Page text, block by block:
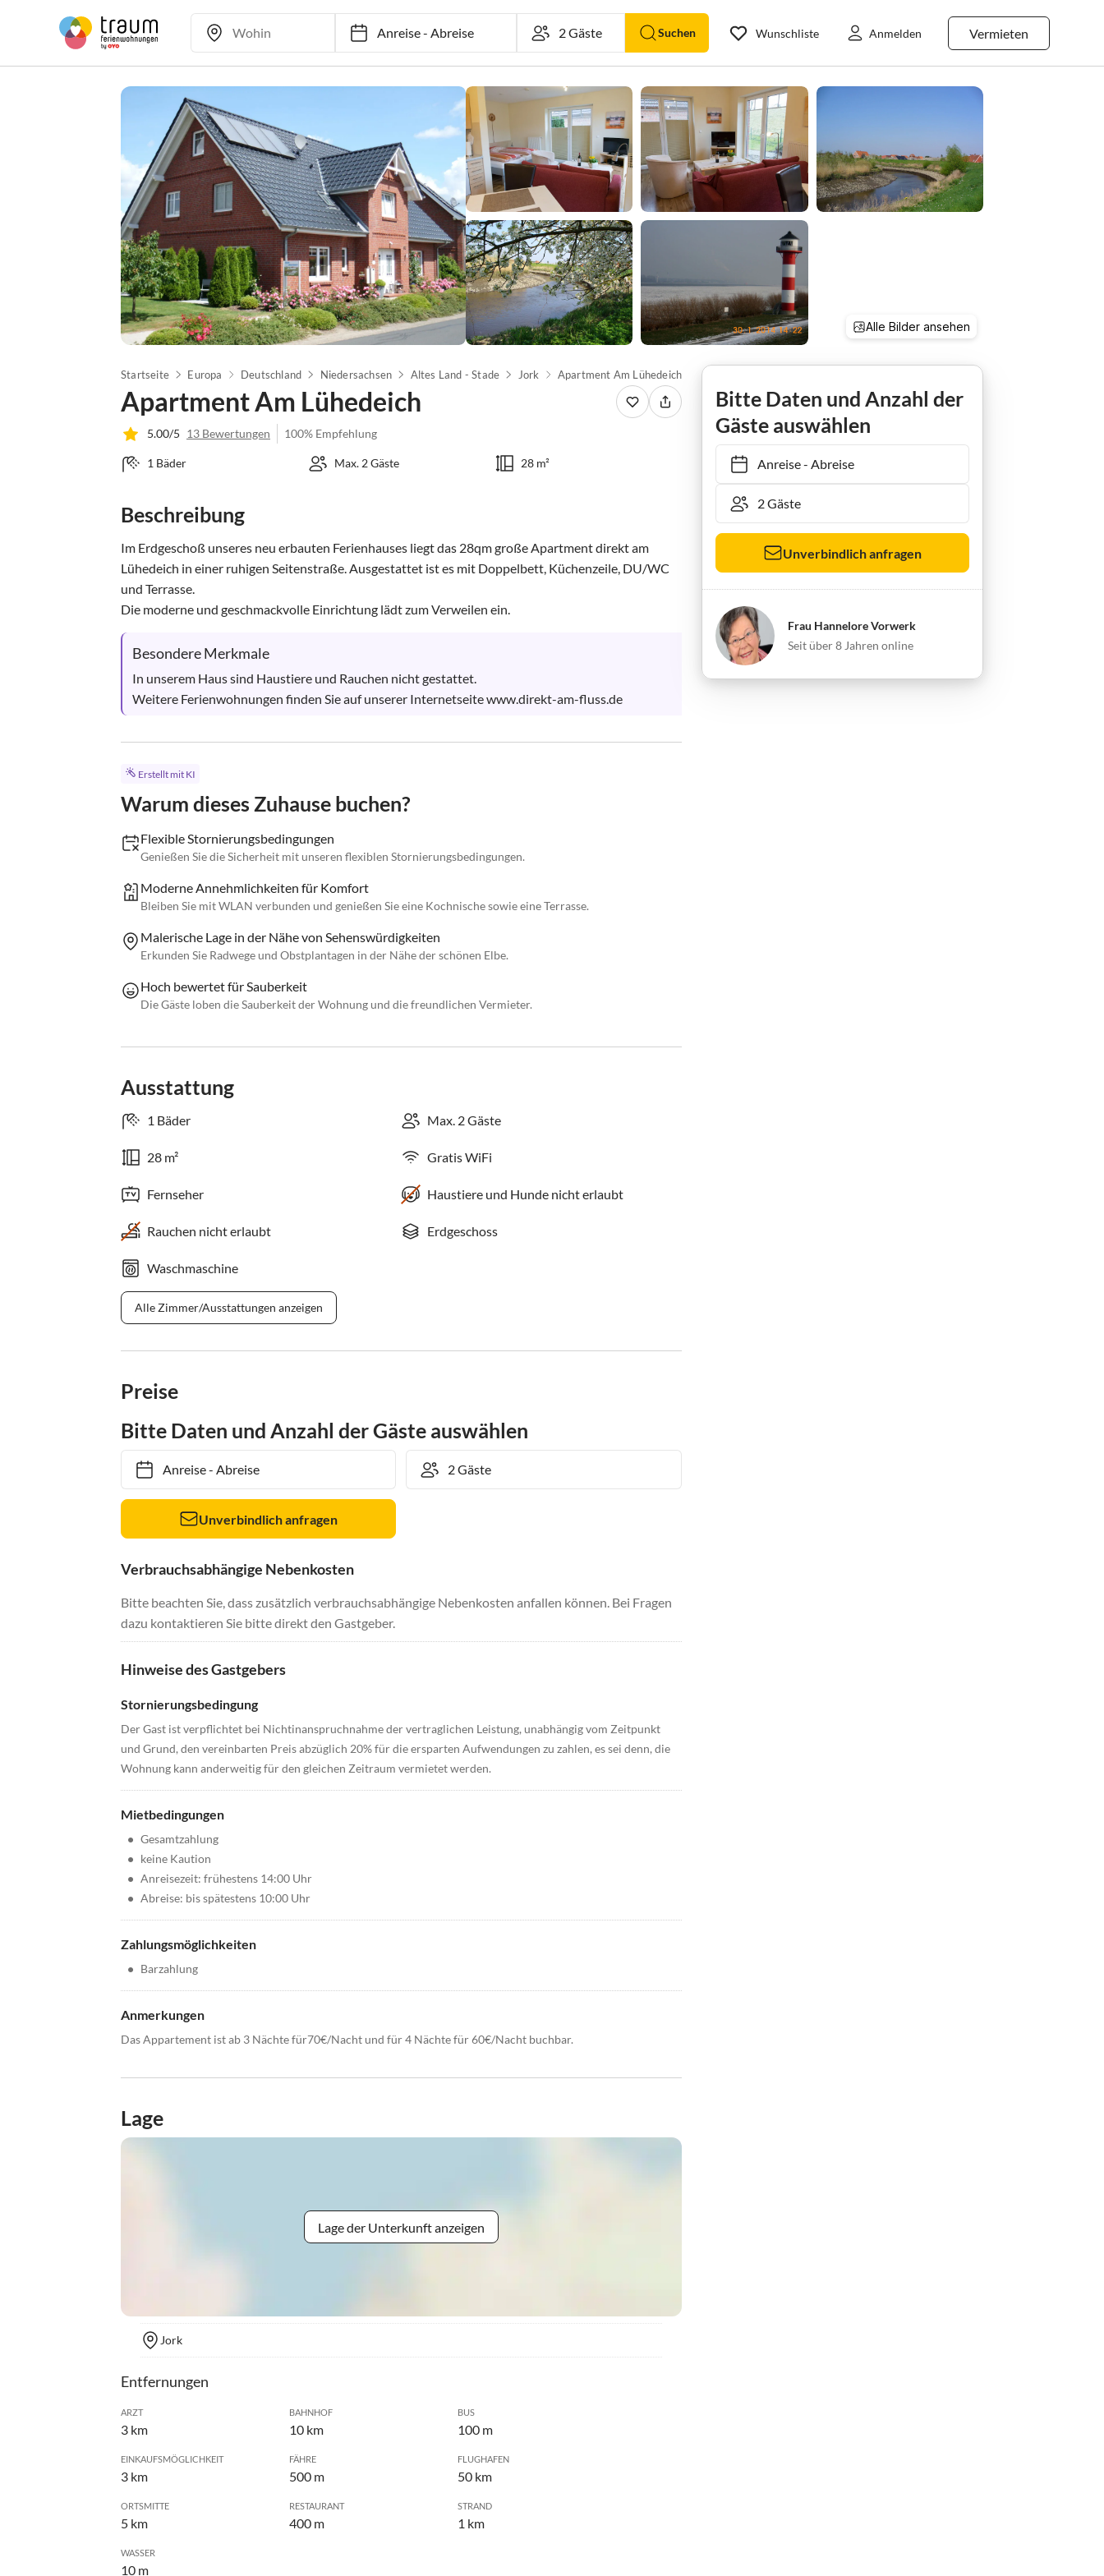
Anreise-Abreise Suchen Vermieten
Wunschliste Anmelden
Alle Bilder ansehen
Startseite Europa Deutschland Niedersachsen Altes Land - Stade Jork Apartment Am Lühedeich
Apartment Am Lühedeich
5.00/5 13 Bewertungen 100% Empfehlung
1 Bäder Max. 2 Gäste 28 m²
Beschreibung
Im Erdgeschoß unseres neu erbauten Ferienhauses liegt das 28qm große Apartment direkt am
Lühedeich in einer ruhigen Seitenstraße. Ausgestattet ist es mit Doppelbett, Küchenzeile, DU/WC
und Terrasse.
Die moderne und geschmackvolle Einrichtung lädt zum Verweilen ein.
Besondere Merkmale
In unserem Haus sind Haustiere und Rauchen nicht gestattet.
Weitere Ferienwohnungen finden Sie auf unserer Internetseite www.direkt-am-fluss.de
Erstellt mit KI
Warum dieses Zuhause buchen?
Flexible Stornierungsbedingungen
Genießen Sie die Sicherheit mit unseren flexiblen Stornierungsbedingungen.
Moderne Annehmlichkeiten für Komfort
Bleiben Sie mit WLAN verbunden und genießen Sie eine Kochnische sowie eine Terrasse.
Malerische Lage in der Nähe von Sehenswürdigkeiten
Erkunden Sie Radwege und Obstplantagen in der Nähe der schönen Elbe.
Hoch bewertet für Sauberkeit
Die Gäste loben die Sauberkeit der Wohnung und die freundlichen Vermieter.
Ausstattung
1 Bäder Max. 2 Gäste
28 m² Gratis WiFi
Fernseher Haustiere und Hunde nicht erlaubt
Rauchen nicht erlaubt Erdgeschoss
Waschmaschine
Alle Zimmer/Ausstattungen anzeigen
Preise
Bitte Daten und Anzahl der Gäste auswählen
Anreise- Abreise
Unverbindlich anfragen
Verbrauchsabhängige Nebenkosten
Bitte beachten Sie, dass zusätzlich verbrauchsabhängige Nebenkosten anfallen können. Bei Fragen
dazu kontaktieren Sie bitte direkt den Gastgeber.
Hinweise des Gastgebers
Stornierungsbedingung
Der Gast ist verpflichtet bei Nichtinanspruchnahme der vertraglichen Leistung, unabhängig vom Zeitpunkt
und Grund, den vereinbarten Preis abzüglich 20% für die ersparten Aufwendungen zu zahlen, es sei denn, die
Wohnung kann anderweitig für den gleichen Zeitraum vermietet werden.
Mietbedingungen
• Gesamtzahlung
• keine Kaution
• Anreisezeit: frühestens 14:00 Uhr
• Abreise: bis spätestens 10:00 Uhr
Zahlungsmöglichkeiten
• Barzahlung
Anmerkungen
Das Appartement ist ab 3 Nächte für70€/Nacht und für 4 Nächte für 60€/Nacht buchbar.
Lage
Lage der Unterkunft anzeigen
Jork
Entfernungen
ARZT
3 km
BAHNHOF
10 km
BUS
100 m
EINKAUFSMÖGLICHKEIT
3 km
FÄHRE
500 m
FLUGHAFEN
50 km
ORTSMITTE
5 km
RESTAURANT
400 m
STRAND
1 km
WASSER
10 m
Bitte Daten und Anzahl der
Gäste auswählen
Anreise- Abreise
Unverbindlich anfragen
Frau Hannelore Vorwerk
Seit über 8 Jahren online